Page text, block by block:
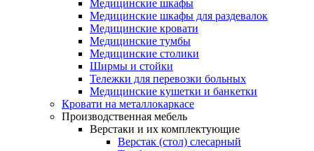
Медицинские шкафы
Медицинские шкафы для раздевалок
Медицинские кровати
Медицинские тумбы
Медицинские столики
Ширмы и стойки
Тележки для перевозки больных
Медицинские кушетки и банкетки
Кровати на металлокаркасе
Производственная мебель
Верстаки и их комплектующие
Верстак (стол) слесарный